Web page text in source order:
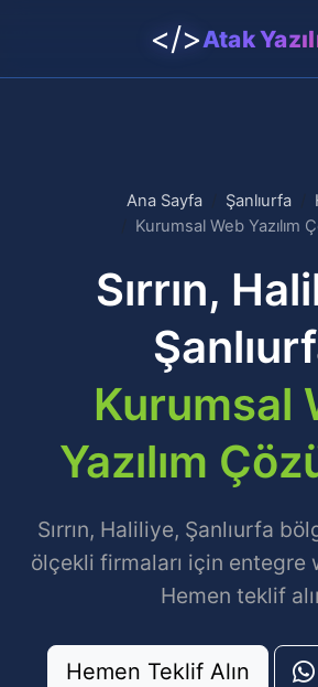
</>Atak
Ana Sayfa Şanlıurfa
Kurumsal Web Yazılım
Sırrın,
Kurumsal
Yazılım
Sırrın, Haliliye, Şanlıurfa
ölçekli firmaları için entegre
Hemen teklif
Hemen Teklif Alın